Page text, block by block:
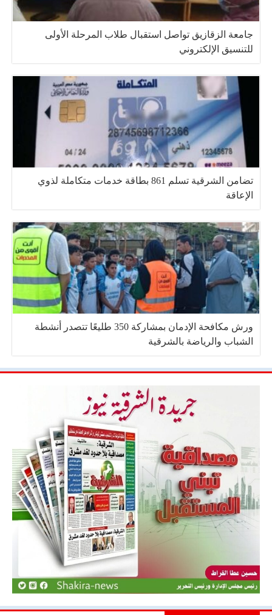
جامعة الزقازيق تواصل استقبال طلاب المرحلة الأولى
للتنسيق الإلكتروني
تضامن الشرقية تسلم 861 بطاقة خدمات متكاملة لذوي
الإعاقة
ورش مكافحة الإدمان بمشاركة 350 طليعًا تتصدر أنشطة
الشباب والرياضة بالشرقية